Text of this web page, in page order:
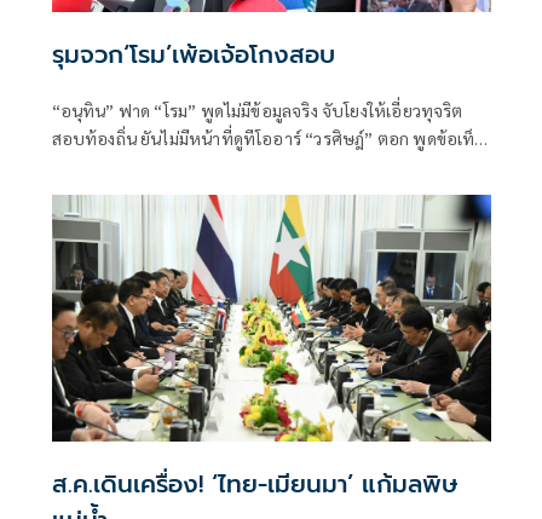
รุมจวก‘โรม’เพ้อเจ้อโกงสอบ
“อนุทิน” ฟาด “โรม” พูดไม่มีข้อมูลจริง จับโยงให้เอี่ยวทุจริต
สอบท้องถิ่น ยันไม่มีหน้าที่ดูทีโออาร์ “วรศิษฎ์” ตอก พูดข้อเท็จ
ส.ค.เดินเครื่อง! ‘ไทย-เมียนมา’ แก้มลพิษ